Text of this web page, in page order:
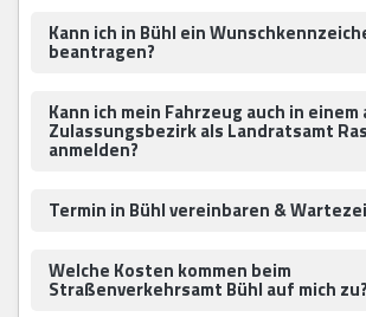
Kann ich in Bühl ein
beantragen?
Kann ich mein Fahrzeug auch in
Zulassungsbezirk als Landratsamt
anmelden?
Termin in Bühl vereinbaren &
Welche Kosten kommen beim
Straßenverkehrsamt Bühl auf mich zu?